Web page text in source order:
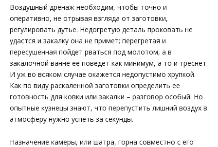
Воздушный дренаж необходим, чтобы точно и
оперативно, не отрывая взгляда от заготовки,
регулировать дутье. Недогретую деталь проковать не
удастся и закалку она не примет; перегретая и
пересушенная пойдет рваться под молотом, а в
закалочной ванне ее поведет как минимум, а то и треснет.
И уж во всяком случае окажется недопустимо хрупкой.
Как по виду раскаленной заготовки определить ее
готовность для ковки или закалки – разговор особый. Но
опытные кузнецы знают, что перепустить лишний воздух в
атмосферу нужно успеть за секунды.
Назначение камеры, или шатра, горна совместно с его